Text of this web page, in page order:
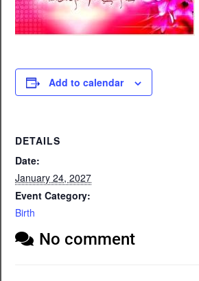
Add to calendar
DETAILS
Date:
January 24, 2027
Event Category:
Birth
No comment